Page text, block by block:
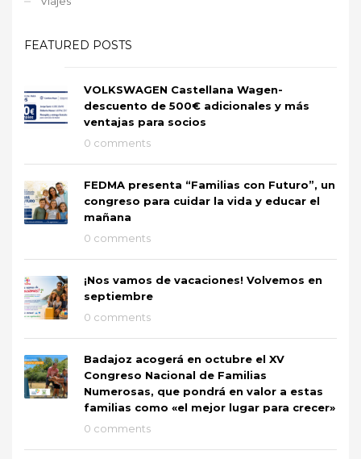
FEATURED POSTS
VOLKSWAGEN Castellana Wagen-
descuento de 500€ adicionales y más
ventajas para socios
0 comments
FEDMA presenta “Familias con Futuro”, un
congreso para cuidar la vida y educar el
mañana
0 comments
¡Nos vamos de vacaciones! Volvemos en
septiembre
0 comments
Badajoz acogerá en octubre el XV
Congreso Nacional de Familias
Numerosas, que pondrá en valor a estas
familias como «el mejor lugar para crecer»
0 comments